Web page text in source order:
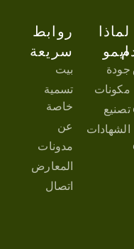
لماذا
ايمو
جودة
مكونات
تصنيع
الشهادات
روابط
سريعة
بيت
تسمية
خاصة
عن
مدونات
المعارض
اتصال